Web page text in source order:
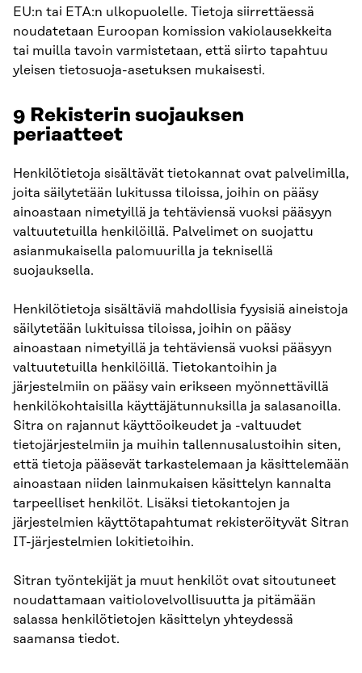
EU:n tai ETA:n ulkopuolelle. Tietoja siirrettäessä
noudatetaan Euroopan komission vakiolausekkeita
tai muilla tavoin varmistetaan, että siirto tapahtuu
yleisen tietosuoja-asetuksen mukaisesti.
9 Rekisterin suojauksen
periaatteet
Henkilötietoja sisältävät tietokannat ovat palvelimilla,
joita säilytetään lukitussa tiloissa, joihin on pääsy
ainoastaan nimetyillä ja tehtäviensä vuoksi pääsyyn
valtuutetuilla henkilöillä. Palvelimet on suojattu
asianmukaisella palomuurilla ja teknisellä
suojauksella.
Henkilötietoja sisältäviä mahdollisia fyysisiä aineistoja
säilytetään lukituissa tiloissa, joihin on pääsy
ainoastaan nimetyillä ja tehtäviensä vuoksi pääsyyn
valtuutetuilla henkilöillä. Tietokantoihin ja
järjestelmiin on pääsy vain erikseen myönnettävillä
henkilökohtaisilla käyttäjätunnuksilla ja salasanoilla.
Sitra on rajannut käyttöoikeudet ja -valtuudet
tietojärjestelmiin ja muihin tallennusalustoihin siten,
että tietoja pääsevät tarkastelemaan ja käsittelemään
ainoastaan niiden lainmukaisen käsittelyn kannalta
tarpeelliset henkilöt. Lisäksi tietokantojen ja
järjestelmien käyttötapahtumat rekisteröityvät Sitran
IT-järjestelmien lokitietoihin.
Sitran työntekijät ja muut henkilöt ovat sitoutuneet
noudattamaan vaitiolovelvollisuutta ja pitämään
salassa henkilötietojen käsittelyn yhteydessä
saamansa tiedot.